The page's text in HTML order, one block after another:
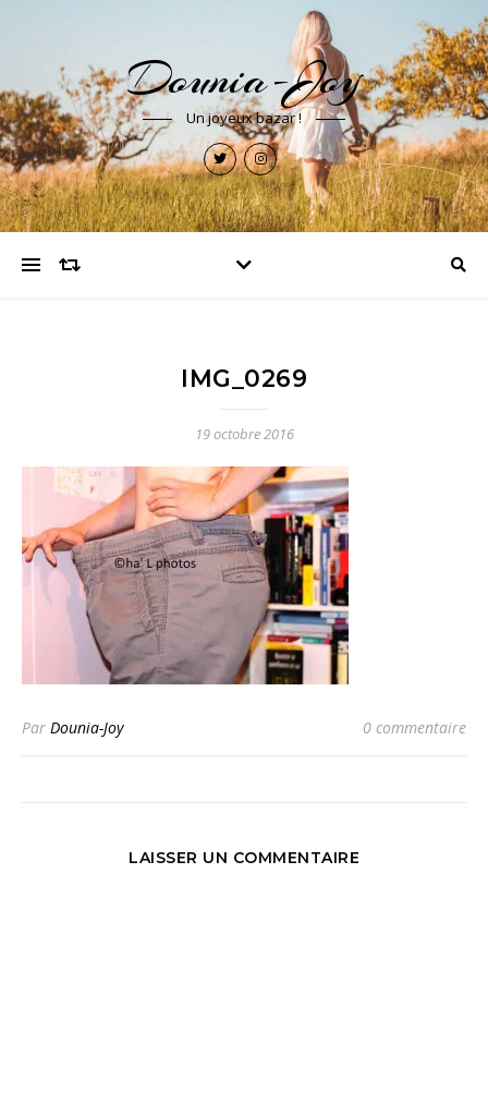
Dounia-Joy
Un joyeux bazar !
IMG_0269
19 octobre 2016
Par Dounia-Joy 0 commentaire
LAISSER UN COMMENTAIRE